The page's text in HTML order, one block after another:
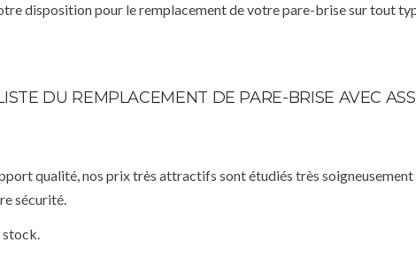
disposition pour le remplacement de votre pare-brise sur tout
DU REMPLACEMENT DE PARE-BRISE AVEC
qualité, nos prix très attractifs sont étudiés très
sécurité.
stock.